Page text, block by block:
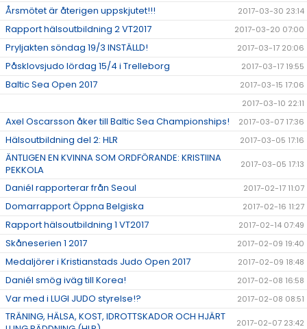
Årsmötet är återigen uppskjutet!!! 2017-03-30 23:14
Rapport hälsoutbildning 2 VT2017 2017-03-20 07:00
Pryljakten söndag 19/3 INSTÄLLD! 2017-03-17 20:06
Påsklovsjudo lördag 15/4 i Trelleborg 2017-03-17 19:55
Baltic Sea Open 2017
2017-03-15 17:06
2017-03-10 22:11
Axel Oscarsson åker till Baltic Sea Championships! 2017-03-07 17:36
Hälsoutbildning del 2: HLR 2017-03-05 17:16
ÄNTLIGEN EN KVINNA SOM ORDFÖRANDE: KRISTIINA
PEKKOLA
2017-03-05 17:13
Daniél rapporterar från Seoul 2017-02-17 11:07
Domarrapport Öppna Belgiska 2017-02-16 11:27
Rapport hälsoutbildning 1 VT2017 2017-02-14 07:49
Skåneserien 1 2017 2017-02-09 19:40
Medaljörer i Kristianstads Judo Open 2017 2017-02-09 18:48
Daniél smög iväg till Korea! 2017-02-08 16:58
Var med i LUGI JUDO styrelse!? 2017-02-08 08:51
TRÄNING, HÄLSA, KOST, IDROTTSKADOR OCH HJÄRT
2017-02-07 23:42